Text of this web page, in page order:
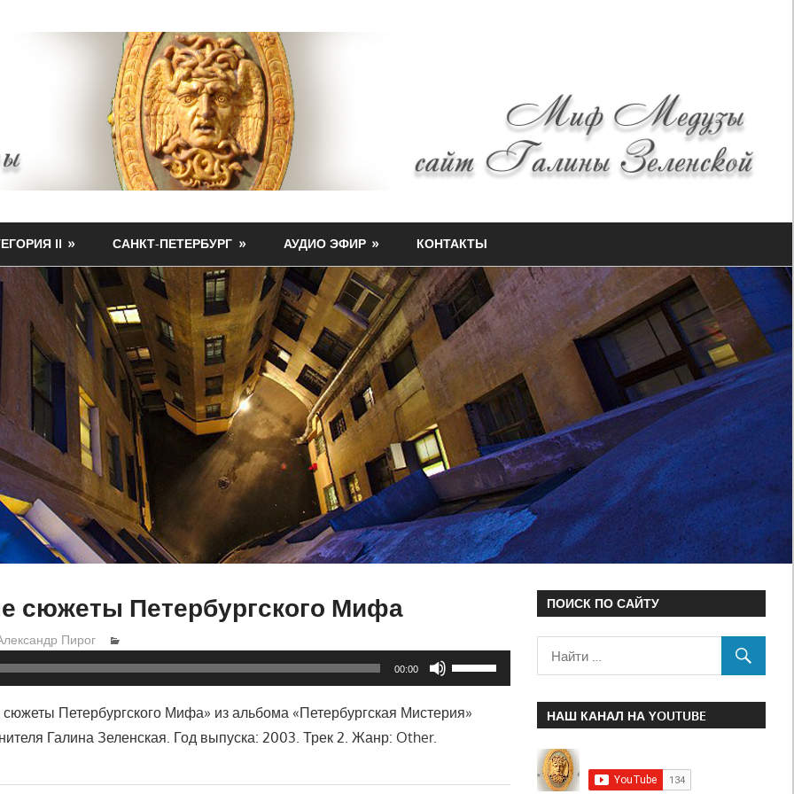
II САНКТ-ПЕТЕРБУРГ АУДИО ЭФИР КОНТАКТЫ
сюжеты Петербургского Мифа
Пирог
00:00
Используйте
клавиши
вверх/
увеличить
Петербургского Мифа» из альбома «Петербургская Мистерия»
Галина Зеленская. Год выпуска: 2003. Трек 2. Жанр: Other.
ПОИСК ПО САЙТУ
НАШ КАНАЛ НА YOUTUBE